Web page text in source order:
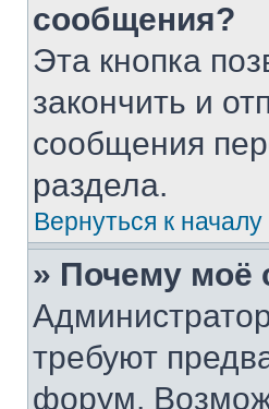
сообщения?
Эта кнопка
закончить и
сообщения
раздела.
Вернуться к началу
» Почему моё
требуют
форум.